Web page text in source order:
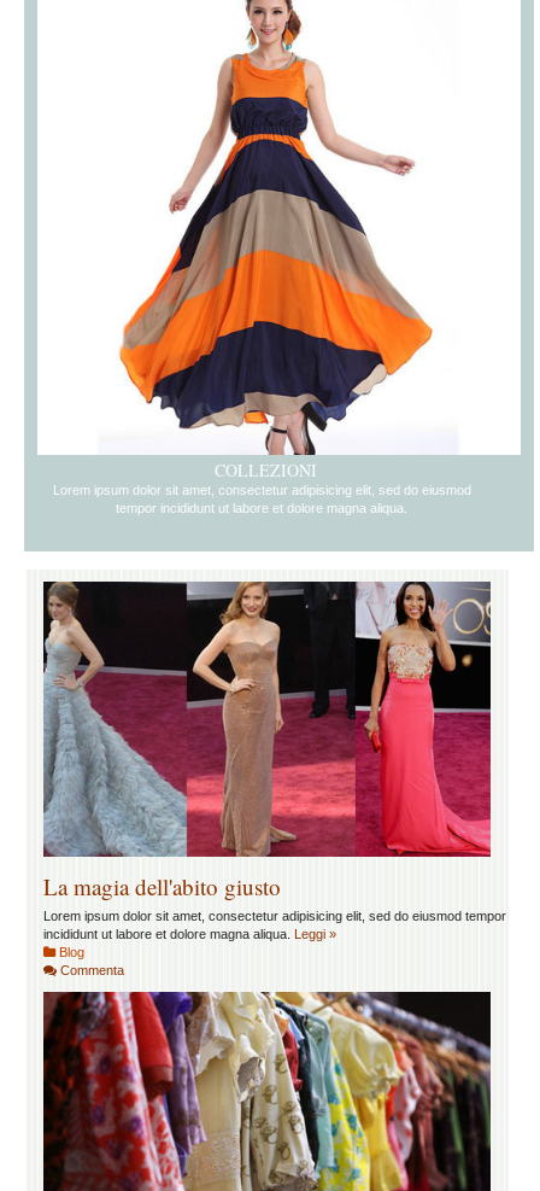
COLLEZIONI
Lorem ipsum dolor sit amet, consectetur adipisicing elit, sed do eiusmod
tempor incididunt ut labore et dolore magna aliqua.
La magia dell'abito giusto
Lorem ipsum dolor sit amet, consectetur adipisicing elit, sed do eiusmod tempor
incididunt ut labore et dolore magna aliqua. Leggi »
Blog
Commenta